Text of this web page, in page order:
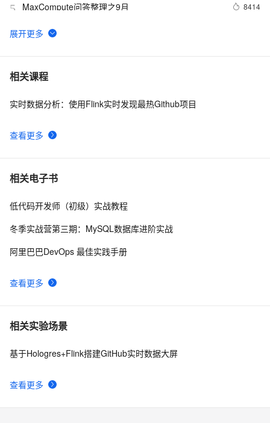
5 MaxCompute问答整理之9月 8414
6
RTMP、RTSP、HTTP视频协议详解（附：直播流地址、
7 解决 git 报错 “fatal: unable to access
was rese
8 GitHub 星标 115k+的 Java 教程，超级硬核！下载量突
9 重磅推荐，Github上一批优秀的「低代码」项目 ，点赞
10
相关课程
查看更多
实时数据分析：使用Flink实时发现最热Github项目
相关电子书
查看更多
低代码开发师（初级）实战教程
冬季实战营第三期：MySQL数据库进阶实战
阿里巴巴DevOps 最佳实践手册
相关实验场景
查看更多
基于Hologres+Flink搭建GitHub实时数据大屏